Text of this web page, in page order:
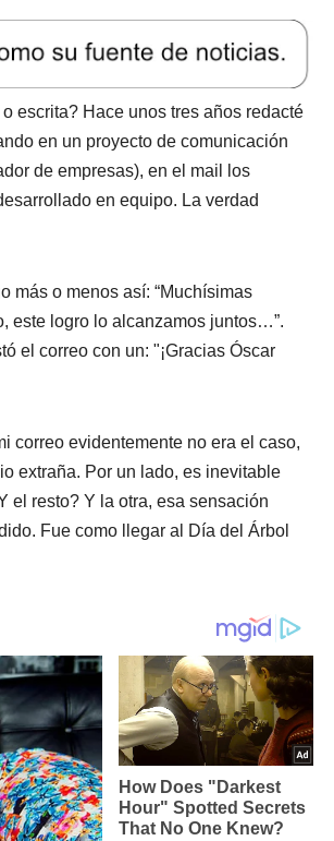
escrita? Hace unos tres años redacté
en un proyecto de comunicación
de empresas), en el mail los
en equipo. La verdad
más o menos así: “Muchísimas
este logro lo alcanzamos juntos…”.
el correo con un: "¡Gracias Óscar
correo evidentemente no era el caso,
extraña. Por un lado, es inevitable
el resto? Y la otra, esa sensación
Fue como llegar al Día del Árbol